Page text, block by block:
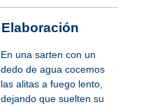
Elaboración
En una sarten con un
dedo de agua cocemos
las alitas a fuego lento,
dejando que suelten su